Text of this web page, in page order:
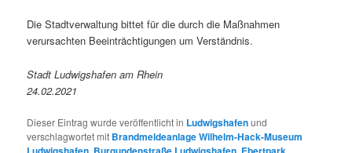
Die Stadtverwaltung bittet für die durch die Maßnahmen
verursachten Beeinträchtigungen um Verständnis.
Stadt Ludwigshafen am Rhein
24.02.2021
Dieser Eintrag wurde veröffentlicht in Ludwigshafenund
verschlagwortet mit Brandmeldeanlage Wilhelm-Hack-Museum
, , ,